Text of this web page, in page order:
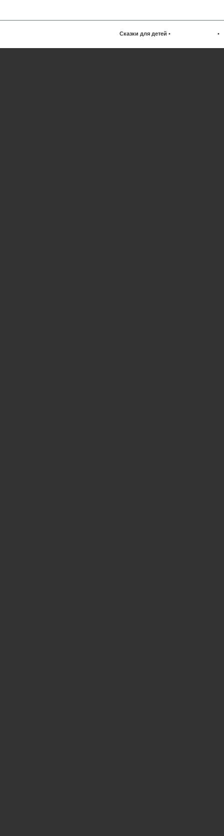
Сказки для детей • •